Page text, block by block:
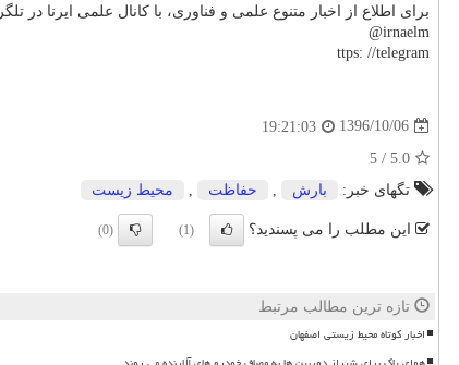
برای اطلاع از اخبار متنوع علمی و فناوری، با كانال علمی ایرنا در
irnaelm@
ttps: //telegram
1396/10/06
19:21:03
5.0
/
5
تگهای خبر:
بارش حفاظت محیط زیست
این مطلب را می پسندید؟ (1)
(0)
تازه ترین مطالب مرتبط
اخبار کوتاه محیط زیستی اصفهان